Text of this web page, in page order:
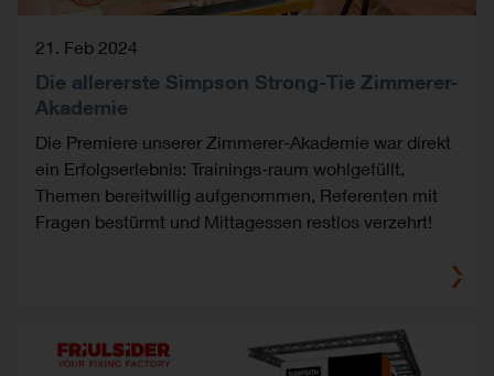
21. Feb 2024
Die allererste Simpson Strong-Tie Zimmerer-
Akademie
Die Premiere unserer Zimmerer-Akademie war direkt
ein Erfolgserlebnis: Trainings-raum wohlgefüllt,
Themen bereitwillig aufgenommen, Referenten mit
Fragen bestürmt und Mittagessen restlos verzehrt!